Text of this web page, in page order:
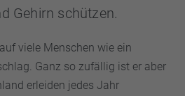
Gehirn schützen.
viele Menschen wie ein
Ganz so zufällig ist er aber
erleiden jedes Jahr